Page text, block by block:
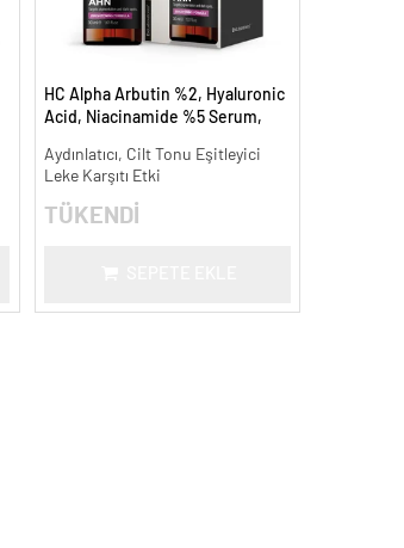
HC Alpha Arbutin %2, Hyaluronic
Acid, Niacinamide %5 Serum,
Aydınlatıcı, Cilt Tonu Eşitleyici
Leke Karşıtı Etki
TÜKENDİ